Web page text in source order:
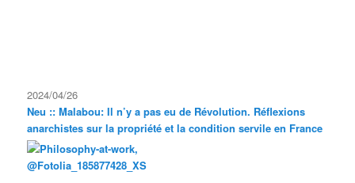
2024/04/26
Neu :: Malabou: Il n’y a pas eu de Révolution. Réflexions
anarchistes sur la propriété et la condition servile en France